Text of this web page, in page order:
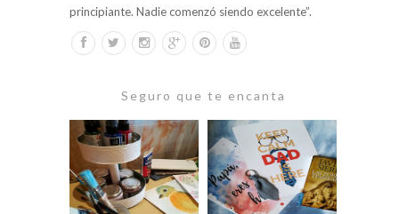
principiante. Nadie comenzó siendo excelente”.
Seguro que te encanta